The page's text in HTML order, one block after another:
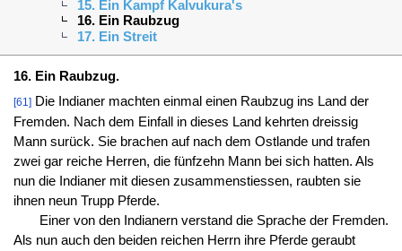
15. Ein Kampf Kalvukura's
16. Ein Raubzug
17. Ein Streit
16. Ein Raubzug.
[61]Die Indianer machten einmal einen Raubzug ins Land der
Fremden. Nach dem Einfall in dieses Land kehrten dreissig
Mann surück. Sie brachen auf nach dem Ostlande und trafen
zwei gar reiche Herren, die fünfzehn Mann bei sich hatten. Als
nun die Indianer mit diesen zusammenstiessen, raubten sie
ihnen neun Trupp Pferde.
Einer von den Indianern verstand die Sprache der Fremden.
Als nun auch den beiden reichen Herrn ihre Pferde geraubt